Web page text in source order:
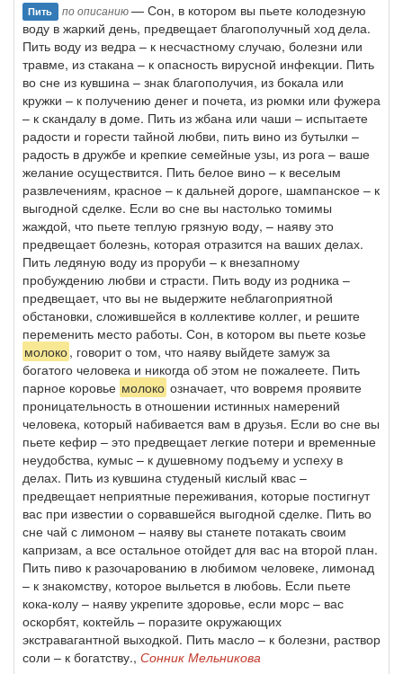
Пить по описанию— Сон, в котором вы пьете колодезную
воду в жаркий день, предвещает благополучный ход дела.
Пить воду из ведра – к несчастному случаю, болезни или
травме, из стакана – к опасность вирусной инфекции. Пить
во сне из кувшина – знак благополучия, из бокала или
кружки – к получению денег и почета, из рюмки или фужера
– к скандалу в доме. Пить из жбана или чаши – испытаете
радости и горести тайной любви, пить вино из бутылки –
радость в дружбе и крепкие семейные узы, из рога – ваше
желание осуществится. Пить белое вино – к веселым
развлечениям, красное – к дальней дороге, шампанское – к
выгодной сделке. Если во сне вы настолько томимы
жаждой, что пьете теплую грязную воду, – наяву это
предвещает болезнь, которая отразится на ваших делах.
Пить ледяную воду из проруби – к внезапному
пробуждению любви и страсти. Пить воду из родника –
предвещает, что вы не выдержите неблагоприятной
обстановки, сложившейся в коллективе коллег, и решите
переменить место работы. Сон, в котором вы пьете козье
молоко, говорит о том, что наяву выйдете замуж за
богатого человека и никогда об этом не пожалеете. Пить
парное коровье молоко означает, что вовремя проявите
проницательность в отношении истинных намерений
человека, который набивается вам в друзья. Если во сне вы
пьете кефир – это предвещает легкие потери и временные
неудобства, кумыс – к душевному подъему и успеху в
делах. Пить из кувшина студеный кислый квас –
предвещает неприятные переживания, которые постигнут
вас при известии о сорвавшейся выгодной сделке. Пить во
сне чай с лимоном – наяву вы станете потакать своим
капризам, а все остальное отойдет для вас на второй план.
Пить пиво к разочарованию в любимом человеке, лимонад
– к знакомству, которое выльется в любовь. Если пьете
кока-колу – наяву укрепите здоровье, если морс – вас
оскорбят, коктейль – поразите окружающих
экстравагантной выходкой. Пить масло – к болезни, раствор
соли – к богатству., Сонник Мельникова